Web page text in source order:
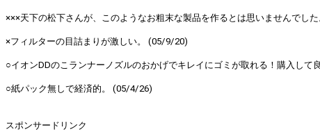
×××天下の松下さんが、このようなお粗末な製品を作るとは思いませんでし
×フィルターの目詰まりが激しい。 (05/9/20)
○イオンDDのこランナーノズルのおかげでキレイにゴミが取れる！購入して
○紙パック無しで経済的。 (05/4/26)
スポンサードリンク